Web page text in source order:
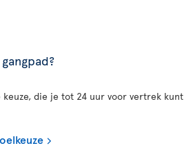
keuze, die je tot 24 uur voor vertrek kunt